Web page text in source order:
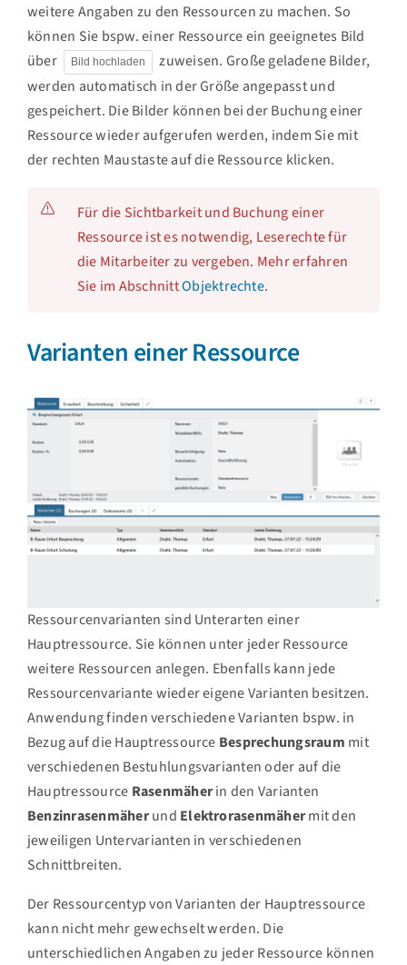
weitere Angaben zu den Ressourcen zu machen. So
können Sie bspw. einer Ressource ein geeignetes Bild
über
Bild hochladen
zuweisen. Große geladene Bilder,
werden automatisch in der Größe angepasst und
gespeichert. Die Bilder können bei der Buchung einer
Ressource wieder aufgerufen werden, indem Sie mit
der rechten Maustaste auf die Ressource klicken.
Für die Sichtbarkeit und Buchung einer
Ressource ist es notwendig, Leserechte für
die Mitarbeiter zu vergeben. Mehr erfahren
Sie im AbschnittObjektrechte.
Varianten einer Ressource
Ressourcenvarianten sind Unterarten einer
Hauptressource. Sie können unter jeder Ressource
weitere Ressourcen anlegen. Ebenfalls kann jede
Ressourcenvariante wieder eigene Varianten besitzen.
Anwendung finden verschiedene Varianten bspw. in
Bezug auf die Hauptressource Besprechungsraum mit
verschiedenen Bestuhlungsvarianten oder auf die
Hauptressource Rasenmäherin den Varianten
Benzinrasenmäherund Elektrorasenmähermit den
jeweiligen Untervarianten in verschiedenen
Schnittbreiten.
Der Ressourcentyp von Varianten der Hauptressource
kann nicht mehr gewechselt werden. Die
unterschiedlichen Angaben zu jeder Ressource können